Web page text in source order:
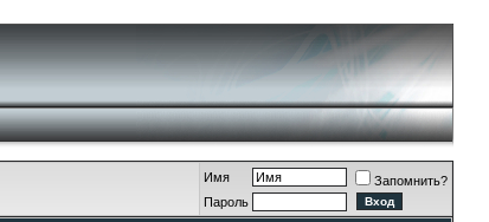
Имя
Запомнить?
Пароль